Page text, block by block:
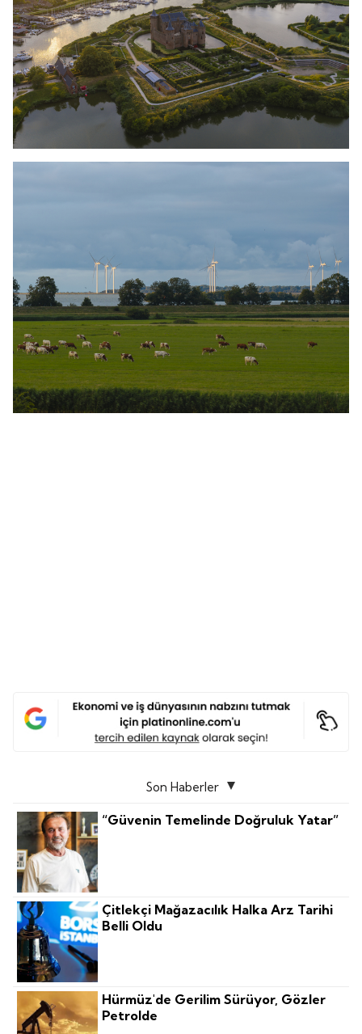
Son Haberler
“Güvenin Temelinde Doğruluk Yatar”
Çitlekçi Mağazacılık Halka Arz Tarihi
Belli Oldu
Hürmüz'de Gerilim Sürüyor, Gözler
Petrolde